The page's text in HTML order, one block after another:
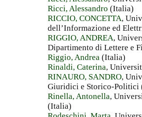
Ricci, Alessandro (Italia)
RICCIO, CONCETTA,
dell’Informazione ed
RIGGIO, ANDREA,
Dipartimento di Lettere e
Riggio, Andrea (Italia)
Rinaldi, Caterina,
RINAURO, SANDRO,
Giuridici e Storico-Politici
Rinella, Antonella,
(Italia)